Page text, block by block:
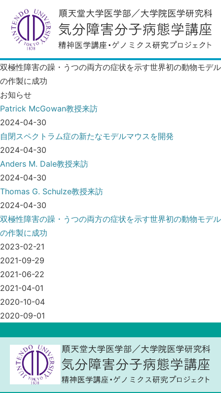
双極性障害の躁・うつの両方の症状を示す世界初の動物モデル
の作製に成功
お知らせ
Patrick McGowan教授来訪
2024-04-30
自閉スペクトラム症の新たなモデルマウスを開発
2024-04-30
Anders M. Dale教授来訪
2024-04-30
Thomas G. Schulze教授来訪
2024-04-30
双極性障害の躁・うつの両方の症状を示す世界初の動物モデル
の作製に成功
2023-02-21
2021-09-29
2021-06-22
2021-04-01
2020-10-04
2020-09-01